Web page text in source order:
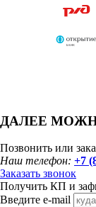
ДАЛЕЕ
Позвонить или
Наш телефон: +7
Заказать звонок
Получить КП и
Введите e-mail